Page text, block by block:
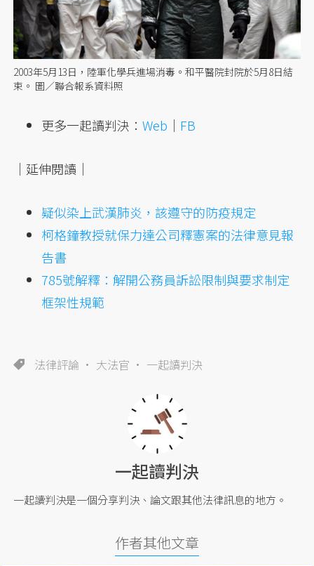
2003年5月13日，陸軍化學兵進場消毒。和平醫院封院於5月8日結
束。 圖／聯合報系資料照
更多一起讀判決：Web ｜ FB
｜延伸閱讀｜
疑似染上武漢肺炎，該遵守的防疫規定
柯格鐘教授就保力達公司釋憲案的法律意見報
告書
785號解釋：解開公務員訴訟限制與要求制定
框架性規範
法律評論 大法官 一起讀判決
一起讀判決
一起讀判決是一個分享判決、論文跟其他法律訊息的地方。
作者其他文章